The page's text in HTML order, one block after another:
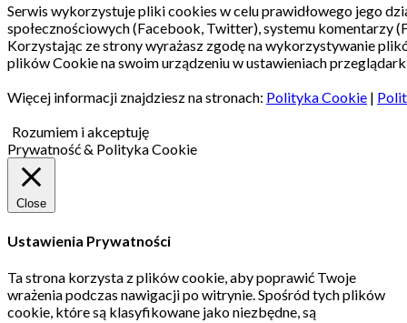
Serwis wykorzystuje pliki cookies w celu prawidłowego jego
społecznościowych (Facebook, Twitter), systemu komentarzy
Korzystając ze strony wyrażasz zgodę na wykorzystywanie
plików Cookie na swoim urządzeniu w ustawieniach
Więcej informacji znajdziesz na stronach: Polityka Cookie |
Rozumiem i akceptuję
Prywatność & Polityka Cookie
Close
Ustawienia Prywatności
Ta strona korzysta z plików cookie, aby poprawić Twoje
wrażenia podczas nawigacji po witrynie.Spośród tych plików
cookie, które są klasyfikowane jako niezbędne, są